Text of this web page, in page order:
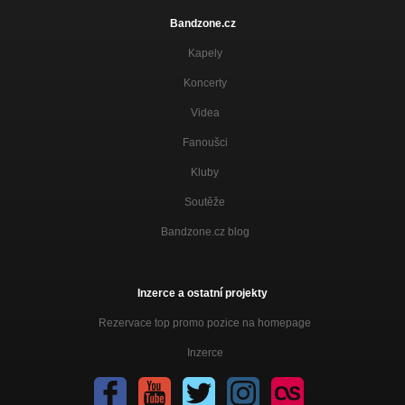
Bandzone.cz
Kapely
Koncerty
Videa
Fanoušci
Kluby
Soutěže
Bandzone.cz blog
Inzerce a ostatní projekty
Rezervace top promo pozice na homepage
Inzerce